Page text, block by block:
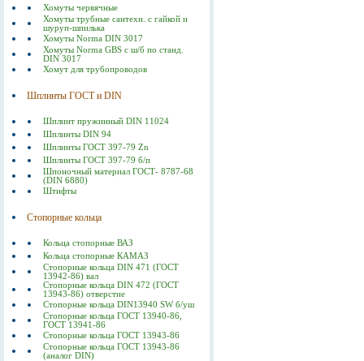
Хомуты червячные
Хомуты трубные сантехн. с гайкой и
шуруп-шпилька
Хомуты Norma DIN 3017
Хомуты Norma GBS с ш/б по станд.
DIN 3017
Хомут для трубопроводов
Шплинты ГОСТ и DIN
Шплинт пружинный DIN 11024
Шплинты DIN 94
Шплинты ГОСТ 397-79 Zn
Шплинты ГОСТ 397-79 б/п
Шпоночный материал ГОСТ- 8787-68
(DIN 6880)
Штифты
Стопорные кольца
Кольца стопорные ВАЗ
Кольца стопорные КАМАЗ
Стопорные кольца DIN 471 (ГОСТ
13942-86) вал
Стопорные кольца DIN 472 (ГОСТ
13943-86) отверстие
Стопорные кольца DIN13940 SW б/уш
Стопорные кольца ГОСТ 13940-86,
ГОСТ 13941-86
Стопорные кольца ГОСТ 13943-86
Стопорные кольца ГОСТ 13943-86
(аналог DIN)